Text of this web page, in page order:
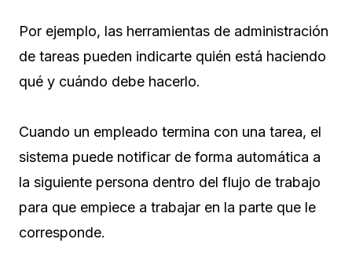
Por ejemplo, las herramientas de administración
de tareas pueden indicarte quién está haciendo
qué y cuándo debe hacerlo.
Cuando un empleado termina con una tarea, el
sistema puede notificar de forma automática a
la siguiente persona dentro del flujo de trabajo
para que empiece a trabajar en la parte que le
corresponde.